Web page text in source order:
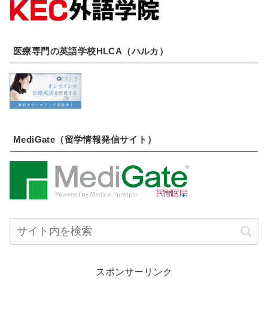
医療専門の英語学校HLCA（ハルカ）
MediGate（留学情報発信サイト）
スポンサーリンク